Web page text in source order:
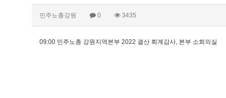
민주노총강원 0 3435
09:00 민주노총 강원지역본부 2022 결산 회계감사, 본부 소희의실